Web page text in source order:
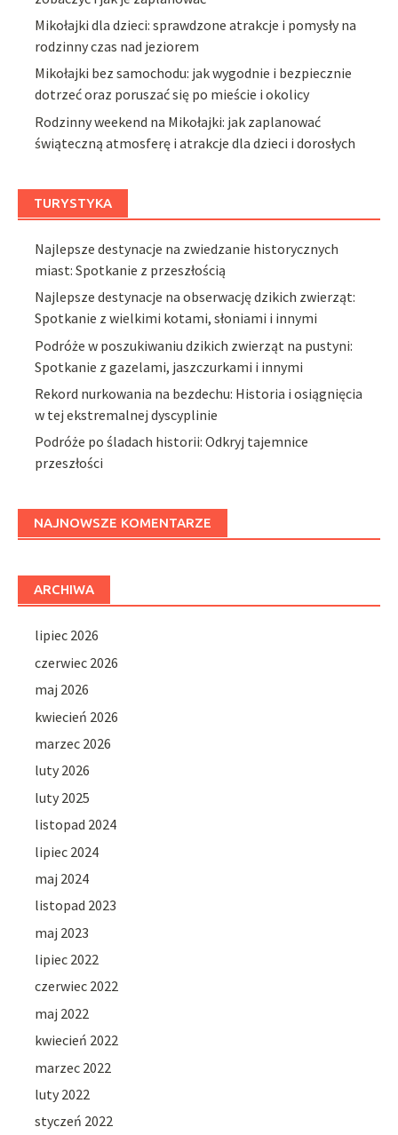
Mikołajki dla dzieci: sprawdzone atrakcje i pomysły na
rodzinny czas nad jeziorem
Mikołajki bez samochodu: jak wygodnie i bezpiecznie
dotrzeć oraz poruszać się po mieście i okolicy
Rodzinny weekend na Mikołajki: jak zaplanować
świąteczną atmosferę i atrakcje dla dzieci i dorosłych
TURYSTYKA
Najlepsze destynacje na zwiedzanie historycznych
miast: Spotkanie z przeszłością
Najlepsze destynacje na obserwację dzikich zwierząt:
Spotkanie z wielkimi kotami, słoniami i innymi
Podróże w poszukiwaniu dzikich zwierząt na pustyni:
Spotkanie z gazelami, jaszczurkami i innymi
Rekord nurkowania na bezdechu: Historia i osiągnięcia
w tej ekstremalnej dyscyplinie
Podróże po śladach historii: Odkryj tajemnice
przeszłości
NAJNOWSZE KOMENTARZE
ARCHIWA
lipiec 2026
czerwiec 2026
maj 2026
kwiecień 2026
marzec 2026
luty 2026
luty 2025
listopad 2024
lipiec 2024
maj 2024
listopad 2023
maj 2023
lipiec 2022
czerwiec 2022
maj 2022
kwiecień 2022
marzec 2022
luty 2022
styczeń 2022